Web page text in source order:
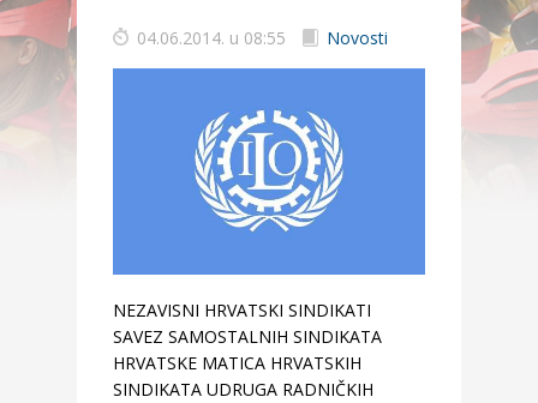
04.06.2014. u 08:55 Novosti
NEZAVISNI HRVATSKI SINDIKATI
SAVEZ SAMOSTALNIH SINDIKATA
HRVATSKE MATICA HRVATSKIH
SINDIKATA UDRUGA RADNIČKIH